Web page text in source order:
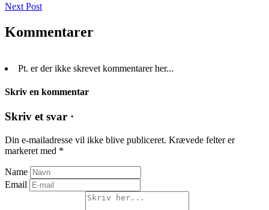
Next Post
Kommentarer
Pt. er der ikke skrevet kommentarer her...
Skriv en kommentar
Skriv et svar ·
Din e-mailadresse vil ikke blive publiceret. Krævede felter er
markeret med *
Name
Email